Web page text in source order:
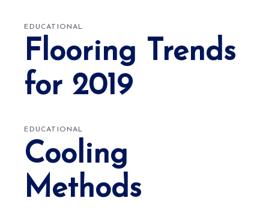
EDUCATIONAL
Flooring Trends
for 2019
EDUCATIONAL
Cooling
Methods